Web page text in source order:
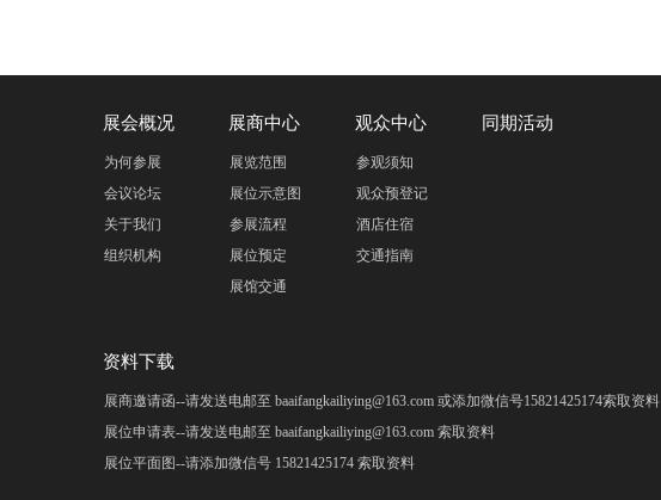
展会概况
为何参展
会议论坛
关于我们
组织机构
展商中心
展览范围
展位示意图
参展流程
展位预定
展馆交通
观众中心
参观须知
观众预登记
酒店住宿
交通指南
同期活动
资料下载
展商邀请函--请发送电邮至 baaifangkailiying@163.com 或添加微信号15821425174索取资料
展位申请表--请发送电邮至 baaifangkailiying@163.com 索取资料
展位平面图--请添加微信号 15821425174 索取资料